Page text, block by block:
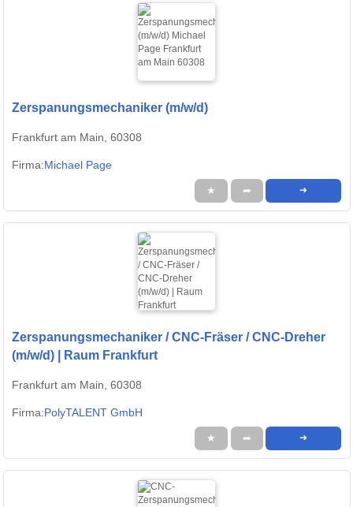
Zerspanungsmechaniker (m/w/d)
Frankfurt am Main, 60308
Firma:Michael Page
★ ➦ ➜
Zerspanungsmechaniker / CNC-Fräser / CNC-Dreher
(m/w/d) | Raum Frankfurt
Frankfurt am Main, 60308
Firma:PolyTALENT GmbH
★ ➦ ➜